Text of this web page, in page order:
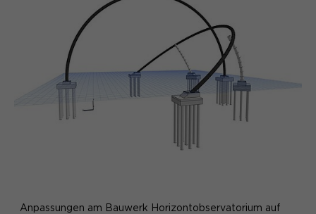
Anpassungen am Bauwerk Horizontobservatorium auf